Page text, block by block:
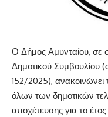
Ο Δήμος Αμυνταίου, σε
Δημοτικού Συμβουλίου
152/2025), ανακοινώνει
όλων των δημοτικών
αποχέτευσης για το